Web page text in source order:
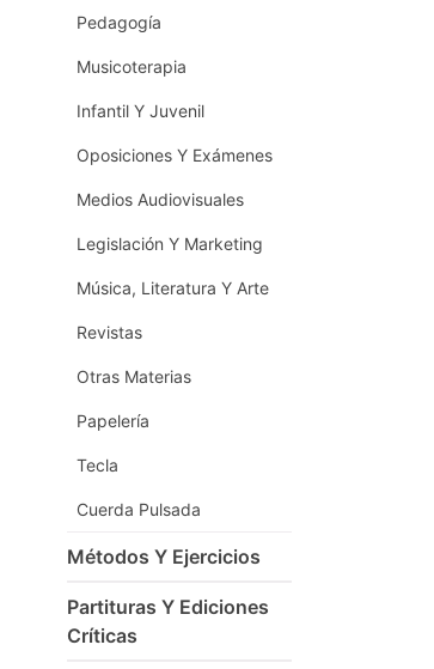
Pedagogía
Musicoterapia
Infantil Y Juvenil
Oposiciones Y Exámenes
Medios Audiovisuales
Legislación Y Marketing
Música, Literatura Y Arte
Revistas
Otras Materias
Papelería
Tecla
Cuerda Pulsada
Métodos Y Ejercicios
Partituras Y Ediciones
Críticas